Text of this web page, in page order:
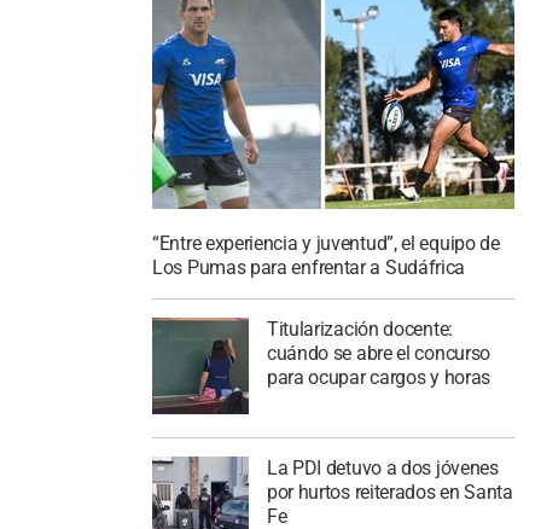
“Entre experiencia y juventud”, el equipo de
Los Pumas para enfrentar a Sudáfrica
Titularización docente:
cuándo se abre el concurso
para ocupar cargos y horas
La PDI detuvo a dos jóvenes
por hurtos reiterados en Santa
Fe